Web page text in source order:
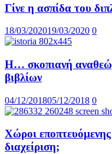
Γίνε η ασπίδα του
18/03/202019/03/2020 0
Η… σκοπιανή
βιβλίων
04/12/201805/12/2018 0
Χώροι
διαχείριση;